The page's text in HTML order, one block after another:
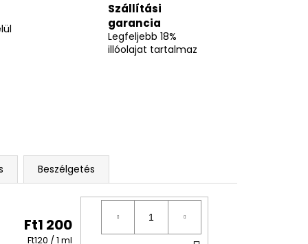
Szállítási
garancia
Legfeljebb 18%
illóolajat tartalmaz
Beszélgetés
Ft1 200
Egységár:
Ft120 / 1 ml